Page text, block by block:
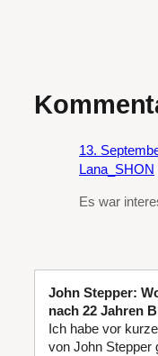
13.
Lana_SHON
Es war
John Stepper:
nach 22 Jahren
Ich habe vor
von John Stepper